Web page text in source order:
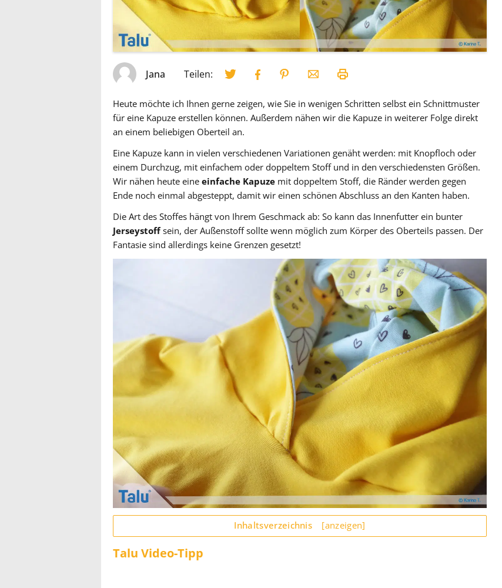
Jana Teilen:
Heute möchte ich Ihnen gerne zeigen, wie Sie in wenigen Schritten selbst ein Schnittmuster
für eine Kapuze erstellen können. Außerdem nähen wir die Kapuze in weiterer Folge direkt
an einem beliebigen Oberteil an.
Eine Kapuze kann in vielen verschiedenen Variationen genäht werden: mit Knopfloch oder
einem Durchzug, mit einfachem oder doppeltem Stoff und in den verschiedensten Größen.
Wir nähen heute eine einfache Kapuze mit doppeltem Stoff, die Ränder werden gegen
Ende noch einmal abgesteppt, damit wir einen schönen Abschluss an den Kanten haben.
Die Art des Stoffes hängt von Ihrem Geschmack ab: So kann das Innenfutter ein bunter
Jerseystoffsein, der Außenstoff sollte wenn möglich zum Körper des Oberteils passen. Der
Fantasie sind allerdings keine Grenzen gesetzt!
Inhaltsverzeichnis [anzeigen]
Talu Video-Tipp